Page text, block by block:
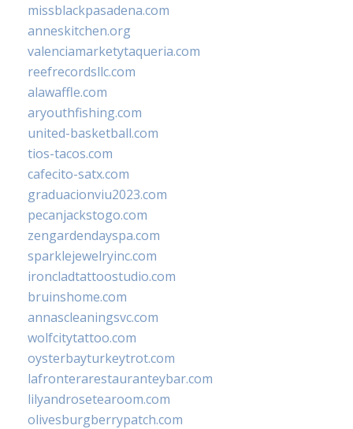
missblackpasadena.com
anneskitchen.org
valenciamarketytaqueria.com
reefrecordsllc.com
alawaffle.com
aryouthfishing.com
united-basketball.com
tios-tacos.com
cafecito-satx.com
graduacionviu2023.com
pecanjackstogo.com
zengardendayspa.com
sparklejewelryinc.com
ironcladtattoostudio.com
bruinshome.com
annascleaningsvc.com
wolfcitytattoo.com
oysterbayturkeytrot.com
lafronterarestauranteybar.com
lilyandrosetearoom.com
olivesburgberrypatch.com